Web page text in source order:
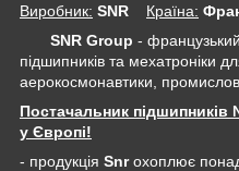
Виробник: SNR Крaїна:
SNR Group -
підшипників та мехатроніки
аерокосмонавтики,
Постачальник
у Європі!
- продукція Snrохоплює